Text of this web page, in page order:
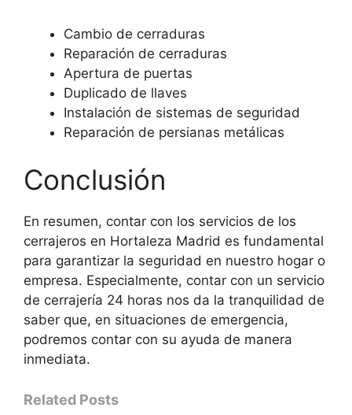
Cambio de cerraduras
Reparación de cerraduras
Apertura de puertas
Duplicado de llaves
Instalación de sistemas de seguridad
Reparación de persianas metálicas
Conclusión
En resumen, contar con los servicios de los
cerrajeros en Hortaleza Madrid es fundamental
para garantizar la seguridad en nuestro hogar o
empresa. Especialmente, contar con un servicio
de cerrajería 24 horas nos da la tranquilidad de
saber que, en situaciones de emergencia,
podremos contar con su ayuda de manera
inmediata.
Related Posts